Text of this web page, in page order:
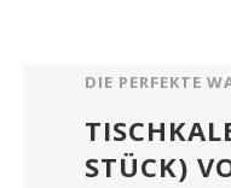
DIE PERFEKTE
STÜCK)